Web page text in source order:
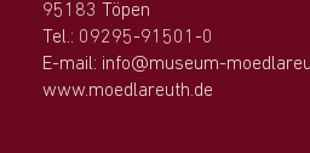
95183 Töpen
Tel.: 09295-91501-0
E-mail: info@museum-
www.moedlareuth.de